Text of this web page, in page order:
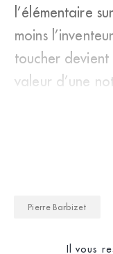
l’élémentaire
moins
toucher
valeur d’une
Pierre Barbizet
Il vous